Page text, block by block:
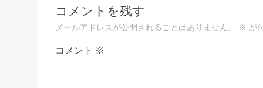
ビ
ゲ
コメントを残す
メールアドレスが公開されることはありません。 ※ が
コメント ※